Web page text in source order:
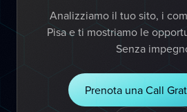
Analizziamo il tuo sito, i
Pisa e ti mostriamo le
Senza
Prenota una Call